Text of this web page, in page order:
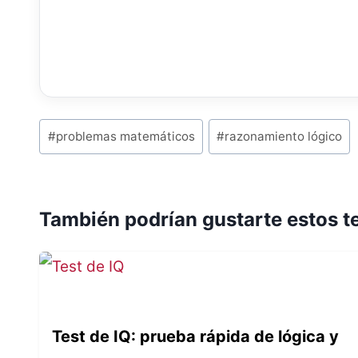
P
o
t
T
#problemas matemáticos #razonamiento lógico
También podrían gustarte estos
Test de IQ: prueba rápida de lógica y